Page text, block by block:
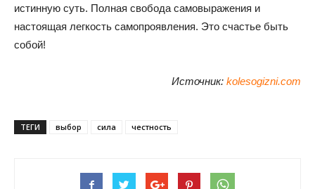
истинную суть. Полная свобода самовыражения и
настоящая легкость самопроявления. Это счастье быть
собой!
Источник: kolesogizni.com
ТЕГИ выбор сила честность